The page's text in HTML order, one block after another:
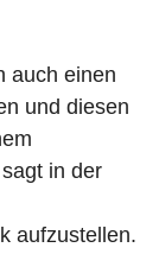
auch einen
und diesen
in der
aufzustellen.